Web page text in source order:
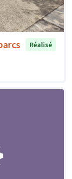
Réalisé